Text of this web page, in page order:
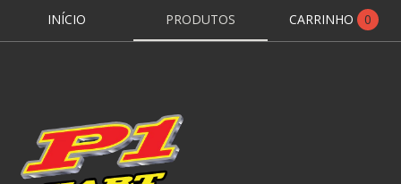
INÍCIO PRODUTOS CARRINHO 0